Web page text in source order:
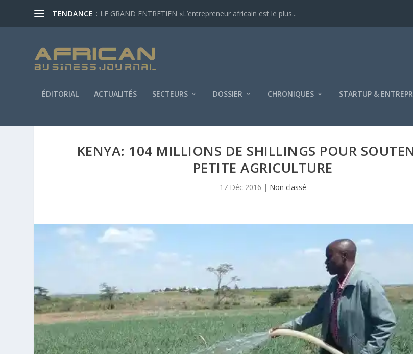
TENDANCE : LE GRAND ENTRETIEN «L’entrepreneur africain est le plus...
ÉDITORIAL ACTUALITÉS SECTEURS DOSSIER CHRONIQUES STARTUP &
KENYA: 104 MILLIONS DE SHILLINGS POUR
PETITE AGRICULTURE
17 Déc 2016 | Non classé